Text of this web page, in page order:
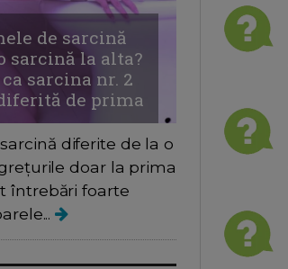
de sarcină
sarcină la alta?
sarcina nr. 2
de prima
diferite de la o
doar la prima
întrebări foarte